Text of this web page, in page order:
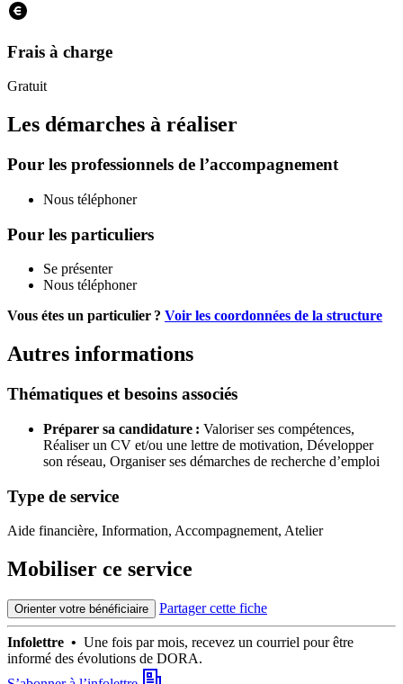
Frais à charge
Gratuit
Les démarches à réaliser
Pour les professionnels de l’accompagnement
Nous téléphoner
Pour les particuliers
Se présenter
Nous téléphoner
Vous étes un particulier ? Voir les coordonnées de la structure
Autres informations
Thématiques et besoins associés
Préparer sa candidature : Valoriser ses compétences,
Réaliser un CV et/ou une lettre de motivation, Développer
son réseau, Organiser ses démarches de recherche d’emploi
Type de service
Aide financière, Information, Accompagnement, Atelier
Mobiliser ce service
Orienter votre bénéficiaire Partager cette fiche
Infolettre • Une fois par mois, recevez un courriel pour être
informé des évolutions de DORA.